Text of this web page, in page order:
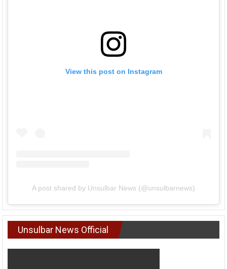
View this post on Instagram
A post shared by Unsulbar News (@unsulbarnews)
Unsulbar News Official